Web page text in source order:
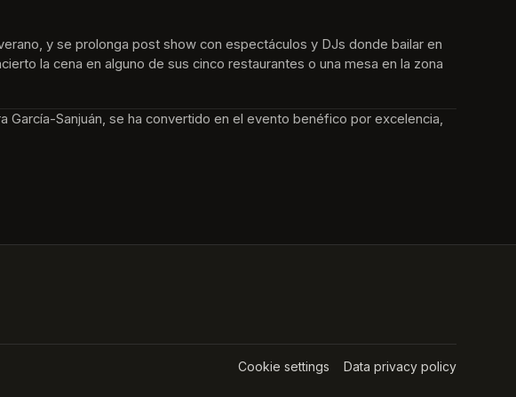
y se prolonga post show con espectáculos y DJs donde bailar en
la cena en alguno de sus cinco restaurantes o una mesa en la zona
García-Sanjuán, se ha convertido en el evento benéfico por excelencia,
Cookie settings (opens in a new tab)
Data privacy policy(opens in